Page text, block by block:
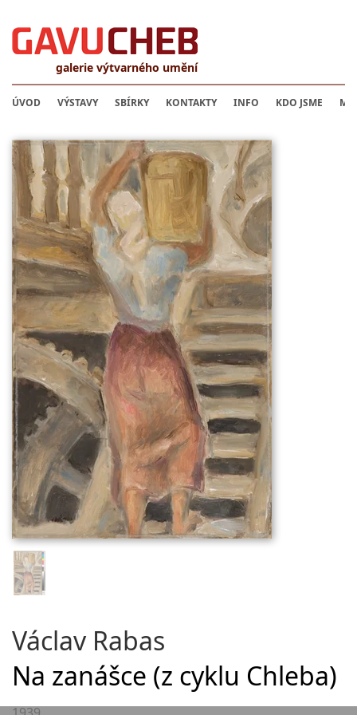
galerie výtvarného umění
ÚVOD VÝSTAVY SBÍRKY KONTAKTY INFO KDO JSME
Václav Rabas
Na zanášce (z cyklu Chleba)